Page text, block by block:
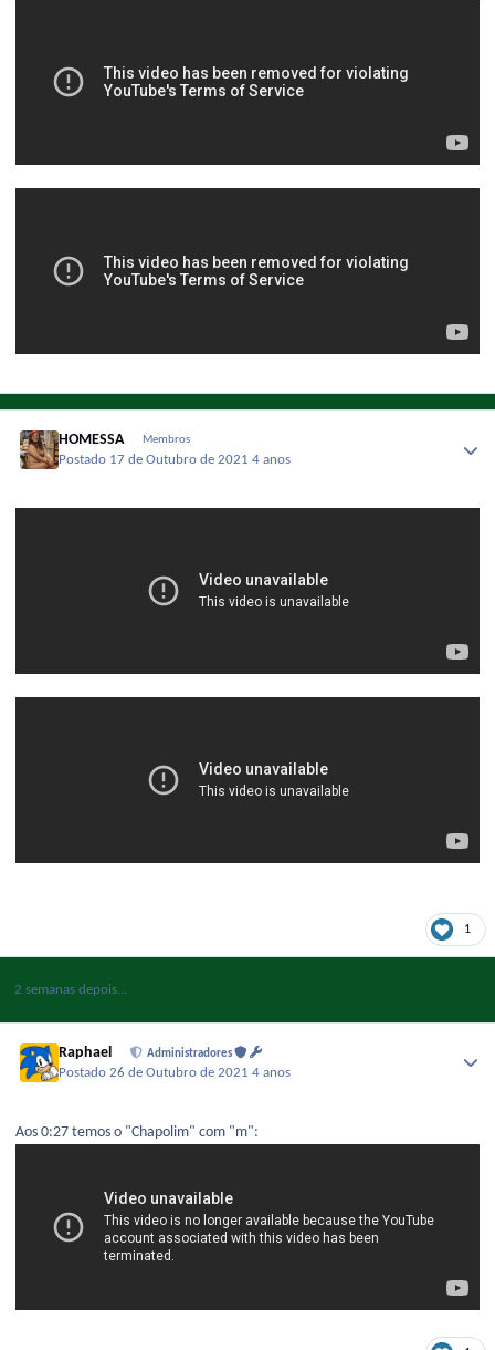
HOMESSA Membros
Postado 17 de Outubro de 20214 anos
1
2 semanas depois...
Raphael Administradores
Postado26 de Outubro de 20214 anos
Aos 0:27 temos o "Chapolim" com "m":